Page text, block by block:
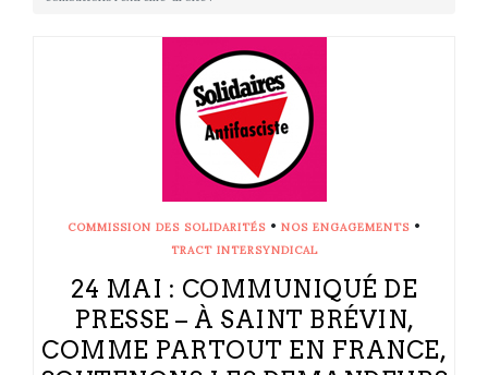
COMMISSION DES SOLIDARITÉS • NOS ENGAGEMENTS •
TRACT INTERSYNDICAL
24 MAI : COMMUNIQUÉ DE
PRESSE – À SAINT BRÉVIN,
COMME PARTOUT EN FRANCE,